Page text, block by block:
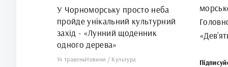
У Чорноморську просто неба
пройде унікальний культурний
захід - «Лунний щоденник
одного дерева»
14 травеньНовини / Культура